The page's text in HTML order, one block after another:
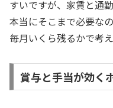
すいですが、家賃と通
本当にそこまで必要な
毎月いくら残るかで考
賞与と手当が効く